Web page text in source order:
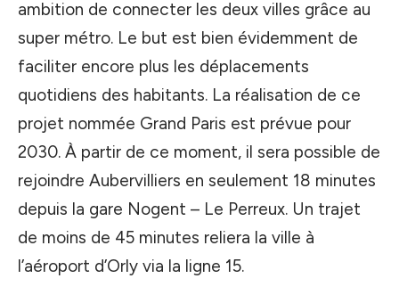
ambition de connecter les deux villes grâce au
super métro. Le but est bien évidemment de
faciliter encore plus les déplacements
quotidiens des habitants. La réalisation de ce
projet nommée Grand Paris est prévue pour
2030. À partir de ce moment, il sera possible de
rejoindre Aubervilliers en seulement 18 minutes
depuis la gare Nogent – Le Perreux. Un trajet
de moins de 45 minutes reliera la ville à
l’aéroport d’Orly via la ligne 15.